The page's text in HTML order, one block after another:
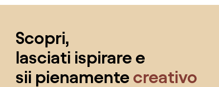
Scopri,
lasciati ispirare e
sii pienamente creativo